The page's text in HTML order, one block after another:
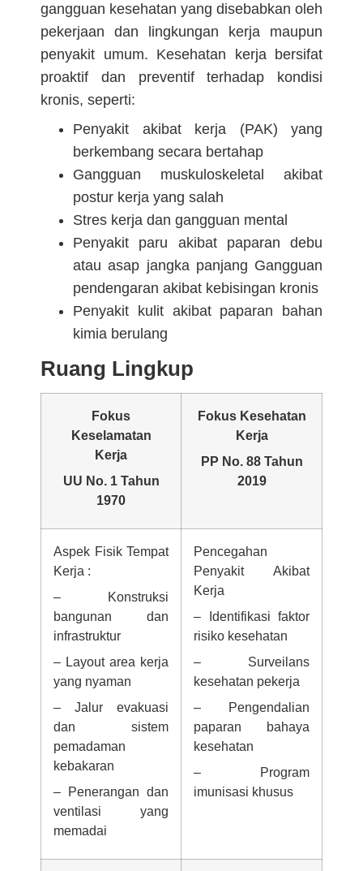
gangguan kesehatan yang disebabkan oleh
pekerjaan dan lingkungan kerja maupun
penyakit umum. Kesehatan kerja bersifat
proaktif dan preventif terhadap kondisi
kronis, seperti:
Penyakit akibat kerja (PAK) yang
berkembang secara bertahap
Gangguan muskuloskeletal akibat
postur kerja yang salah
Stres kerja dan gangguan mental
Penyakit paru akibat paparan debu
atau asap jangka panjang Gangguan
pendengaran akibat kebisingan kronis
Penyakit kulit akibat paparan bahan
kimia berulang
Ruang Lingkup
Fokus
Keselamatan
Kerja
UU No. 1 Tahun
1970
Fokus Kesehatan
Kerja
PP No. 88 Tahun
2019
Aspek Fisik Tempat
Kerja :
– Konstruksi
bangunan dan
infrastruktur
– Layout area kerja
yang nyaman
– Jalur evakuasi
dan sistem
pemadaman
kebakaran
– Penerangan dan
ventilasi yang
memadai
Pencegahan
Penyakit Akibat
Kerja
– Identifikasi faktor
risiko kesehatan
– Surveilans
kesehatan pekerja
– Pengendalian
paparan bahaya
kesehatan
– Program
imunisasi khusus